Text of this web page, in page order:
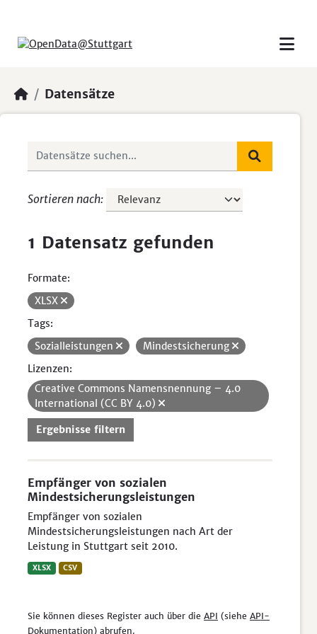
Datensätze
Sortieren nach
1 Datensatz gefunden
Formate:
XLSX
Tags:
Sozialleistungen
Mindestsicherung
Lizenzen:
Creative Commons Namensnennung – 4.0
International (CC BY 4.0)
Ergebnisse filtern
Empfänger von sozialen
Mindestsicherungsleistungen
Empfänger von sozialen
Mindestsicherungsleistungen nach Art der
Leistung in Stuttgart seit 2010.
XLSX CSV
Sie können dieses Register auch über die API (siehe API-
Dokumentation) abrufen.